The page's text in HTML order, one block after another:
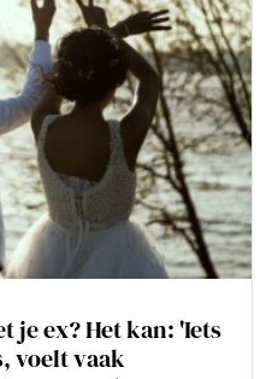
je ex? Het kan: 'Iets
voelt vaak